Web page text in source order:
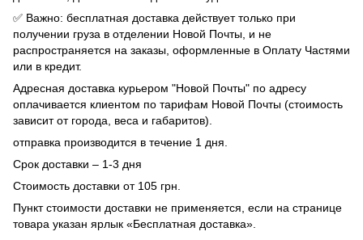
✅ Важно: бесплатная доставка действует только при
получении груза в отделении Новой Почты, и не
распространяется на заказы, оформленные в Оплату Частями
или в кредит.
Адресная доставка курьером "Новой Почты" по адресу
оплачивается клиентом по тарифам Новой Почты (стоимость
зависит от города, веса и габаритов).
отправка производится в течение 1 дня.
Срок доставки – 1-3 дня
Стоимость доставки от 105 грн.
Пункт стоимости доставки не применяется, если на странице
товара указан ярлык «Бесплатная доставка».